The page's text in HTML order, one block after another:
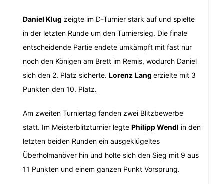
Daniel Klug zeigte im D-Turnier stark auf und spielte
in der letzten Runde um den Turniersieg. Die finale
entscheidende Partie endete umkämpft mit fast nur
noch den Königen am Brett im Remis, wodurch Daniel
sich den 2. Platz sicherte. Lorenz Lang erzielte mit 3
Punkten den 10. Platz.
Am zweiten Turniertag fanden zwei Blitzbewerbe
statt. Im Meisterblitzturnier legte Philipp Wendl in den
letzten beiden Runden ein ausgeklügeltes
Überholmanöver hin und holte sich den Sieg mit 9 aus
11 Punkten und einem ganzen Punkt Vorsprung.